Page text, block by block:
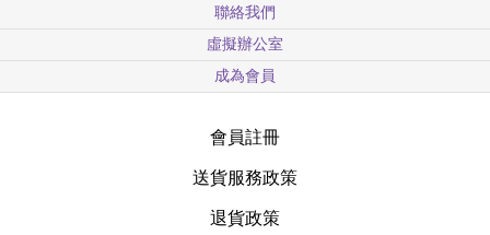
聯絡我們
虛擬辦公室
成為會員
會員註冊
送貨服務政策
退貨政策